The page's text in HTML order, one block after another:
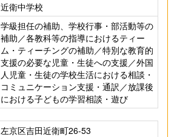
近衛中学校
学級担任の補助、学校行事・部活動等の
補助／各教科等の指導におけるティー
ム・ティーチングの補助／特別な教育的
支援の必要な児童・生徒への支援／外国
人児童・生徒の学校生活における相談・
コミュニケーション支援・通訳／放課後
における子どもの学習相談・遊び
左京区吉田近衛町26-53